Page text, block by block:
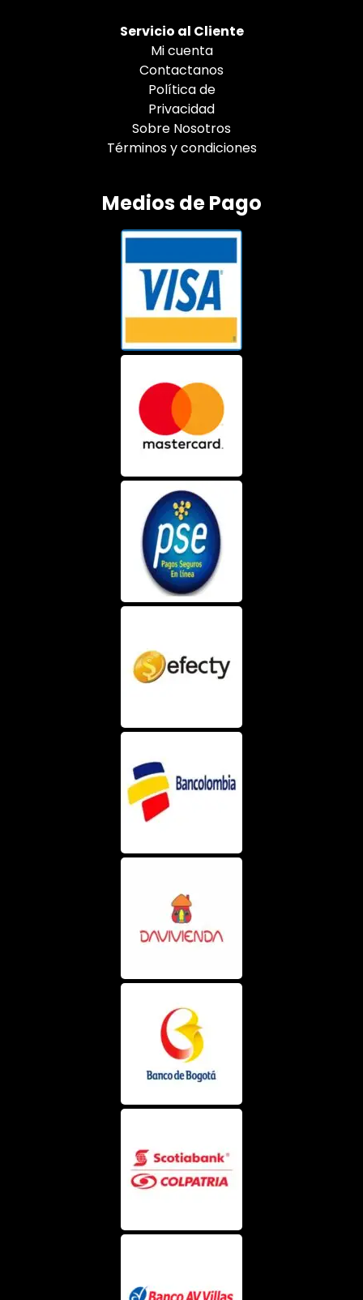
Servicio al Cliente
Mi cuenta
Contactanos
Política de
Privacidad
Sobre Nosotros
Términos y condiciones
Medios de Pago